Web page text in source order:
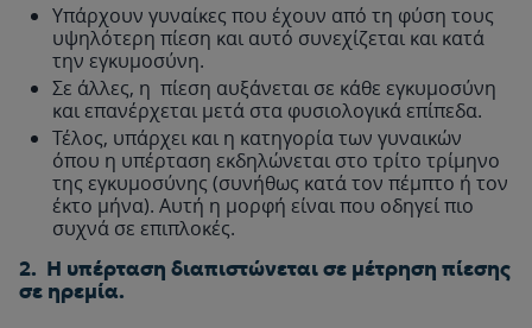
Υπάρχουν γυναίκες που έχουν από τη φύση τους
υψηλότερη πίεση και αυτό συνεχίζεται και κατά
την εγκυμοσύνη.
Σε άλλες, η πίεση αυξάνεται σε κάθε εγκυμοσύνη
και επανέρχεται μετά στα φυσιολογικά επίπεδα.
Τέλος, υπάρχει και η κατηγορία των γυναικών
όπου η υπέρταση εκδηλώνεται στο τρίτο τρίμηνο
της εγκυμοσύνης (συνήθως κατά τον πέμπτο ή τον
έκτο μήνα). Αυτή η μορφή είναι που οδηγεί πιο
συχνά σε επιπλοκές.
2. Η υπέρταση διαπιστώνεται σε μέτρηση πίεσης
σε ηρεμία.